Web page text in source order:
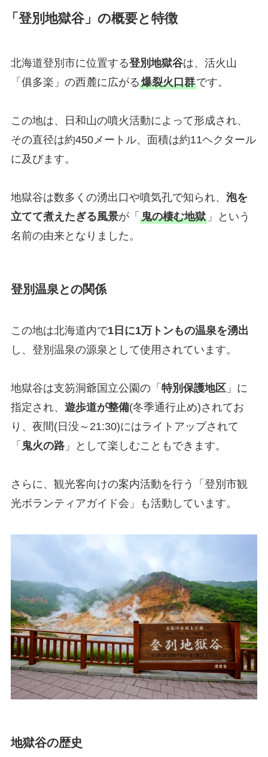
「登別地獄谷」の概要と特徴
北海道登別市に位置する登別地獄谷は、活火山
「俱多楽」の西麓に広がる爆裂火口群です。
この地は、日和山の噴火活動によって形成され、
その直径は約450メートル、面積は約11ヘクタール
に及びます。
地獄谷は数多くの湧出口や噴気孔で知られ、 泡を
立てて煮えたぎる風景が「 鬼の棲む地獄」という
名前の由来となりました。
登別温泉との関係
この地は北海道内で1日に1万トンもの温泉を湧出
し、登別温泉の源泉として使用されています。
地獄谷は支笏洞爺国立公園の「 特別保護地区」に
指定され、 遊歩道が整備(冬季通行止め)されてお
り、夜間(日没～21:30)にはライトアップされて
「 鬼火の路」として楽しむこともできます。
さらに、観光客向けの案内活動を行う「登別市観
光ボランティアガイド会」も活動しています。
地獄谷の歴史